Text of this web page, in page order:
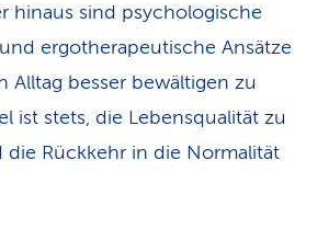
hinaus sind psychologische
ergotherapeutische Ansätze
Alltag besser bewältigen zu
ist stets, die Lebensqualität zu
die Rückkehr in die Normalität